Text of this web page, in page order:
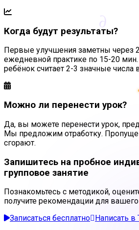
∂
Когда будут результаты?
Первые улучшения заметны через
ежедневной практике по 15-20
ребёнок считает 2-3 значные числа
Можно ли перенести урок?
Да, вы можете перенести урок,
Мы предложим отработку.
сгорают.
Запишитесь на пробное
групповое занятие
Познакомьтесь с методикой,
получите рекомендации для
Записаться бесплатно
Написать в